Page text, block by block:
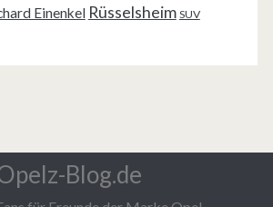
Einenkel Rüsselsheim SUV
Blog.de